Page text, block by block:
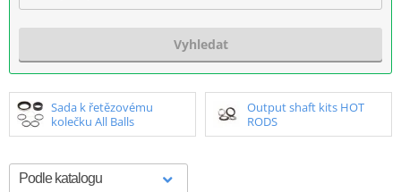
Vyhledat
Sada k řetězovému
kolečku All Balls
Output shaft kits HOT
RODS